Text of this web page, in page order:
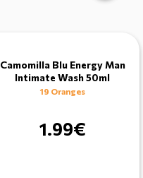
Camomilla Blu Energy Man
Intimate Wash 50ml
19 Oranges
1.99€